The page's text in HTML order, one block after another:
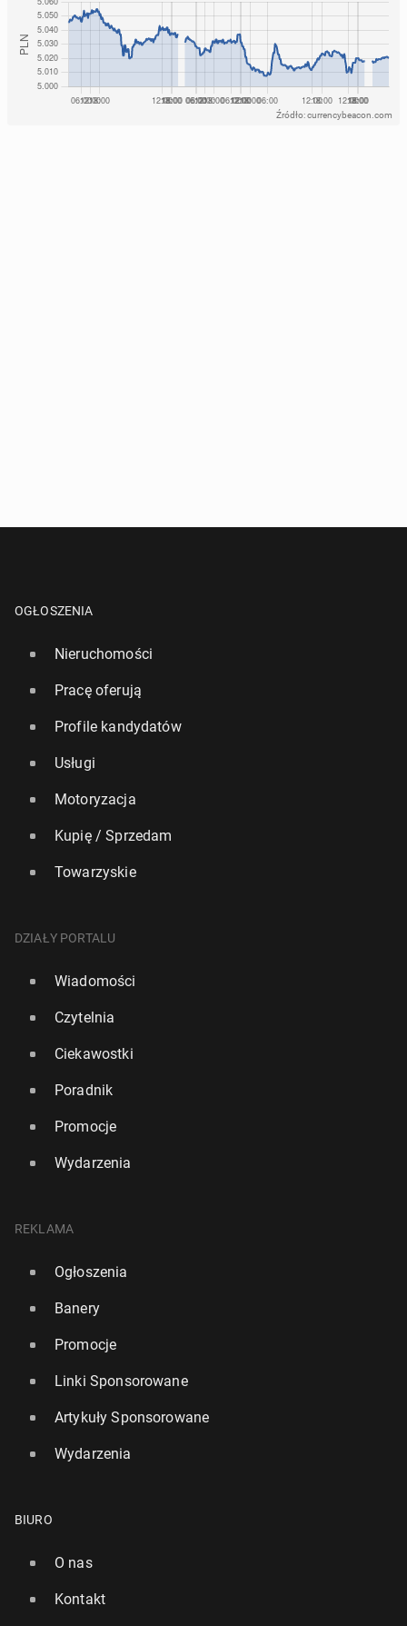
Źródło: currencybeacon.com
OGŁOSZENIA
Nieruchomości
Pracę oferują
Profile kandydatów
Usługi
Motoryzacja
Kupię / Sprzedam
Towarzyskie
DZIAŁY PORTALU
Wiadomości
Czytelnia
Ciekawostki
Poradnik
Promocje
Wydarzenia
REKLAMA
Ogłoszenia
Banery
Promocje
Linki Sponsorowane
Artykuły Sponsorowane
Wydarzenia
BIURO
O nas
Kontakt